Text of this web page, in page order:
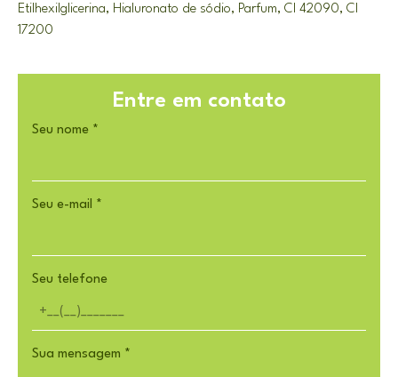
Etilhexilglicerina, Hialuronato de sódio, Parfum, CI 42090, CI
17200
Entre em contato
Seu nome *
Seu e-mail *
Seu telefone
Sua mensagem *